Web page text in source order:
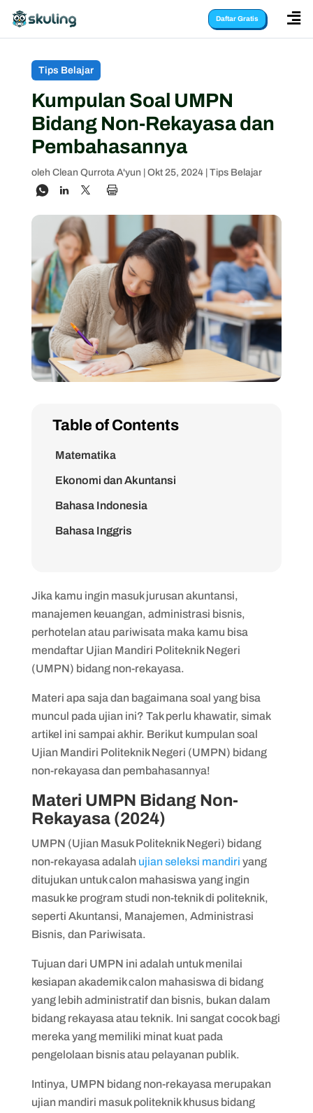
Daftar Gratis 
Tips Belajar
Kumpulan Soal UMPN
Bidang Non-Rekayasa dan
Pembahasannya
oleh Clean Qurrota A'yun Okt 25, 2024| Tips Belajar
Table of Contents
Matematika
Ekonomi dan Akuntansi
Bahasa Indonesia
Bahasa Inggris
Jika kamu ingin masuk jurusan akuntansi,
manajemen keuangan, administrasi bisnis,
perhotelan atau pariwisata maka kamu bisa
mendaftar Ujian Mandiri Politeknik Negeri
(UMPN) bidang non-rekayasa.
Materi apa saja dan bagaimana soal yang bisa
muncul pada ujian ini? Tak perlu khawatir, simak
artikel ini sampai akhir. Berikut kumpulan soal
Ujian Mandiri Politeknik Negeri (UMPN) bidang
non-rekayasa dan pembahasannya!
Materi UMPN Bidang Non-
Rekayasa (2024)
UMPN (Ujian Masuk Politeknik Negeri) bidang
non-rekayasa adalah ujian seleksi mandiri yang
ditujukan untuk calon mahasiswa yang ingin
masuk ke program studi non-teknik di politeknik,
seperti Akuntansi, Manajemen, Administrasi
Bisnis, dan Pariwisata.
Tujuan dari UMPN ini adalah untuk menilai
kesiapan akademik calon mahasiswa di bidang
yang lebih administratif dan bisnis, bukan dalam
bidang rekayasa atau teknik. Ini sangat cocok bagi
mereka yang memiliki minat kuat pada
pengelolaan bisnis atau pelayanan publik.
Intinya, UMPN bidang non-rekayasa merupakan
ujian mandiri masuk politeknik khusus bidang